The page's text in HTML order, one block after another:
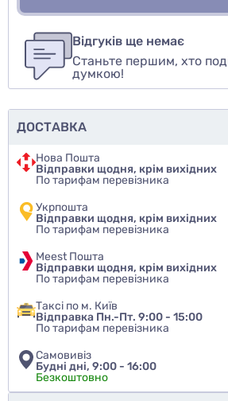
авторизуйтесьили войдите
Оцінити товар
Відгуків ще немає
Станьте першим, хто
думкою!
ДОСТАВКА
Нова Пошта
Відправки щодня, крім вихідних
По тарифам перевізника
Укрпошта
Відправки щодня, крім вихідних
По тарифам перевізника
Meest Пошта
Відправки щодня, крім вихідних
По тарифам перевізника
Таксі по м. Київ
Відправка Пн.-Пт. 9:00 - 15:00
По тарифам перевізника
Самовивіз
Будні дні, 9:00 - 16:00
Безкоштовно